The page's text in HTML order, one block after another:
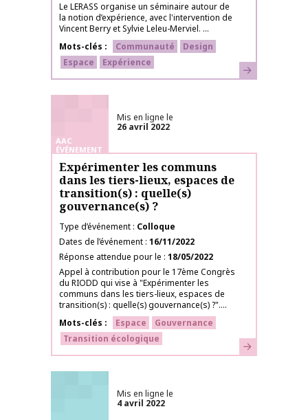
Le LERASS organise un séminaire autour de
la notion d’expérience, avec l'intervention de
Vincent Berry et Sylvie Leleu-Merviel. ...
Mots-clés
Communauté
Design
Espace
Expérience En savoir plus
AAC
ÉVÉNEMENT
Mis en ligne le
26 avril 2022
Expérimenter les communs
dans les tiers-lieux, espaces de
transition(s) : quelle(s)
gouvernance(s) ?
Type d’événement Colloque
Dates de l’événement 16/11/2022
Réponse attendue pour le 18/05/2022
Appel à contribution pour le 17ème Congrès
du RIODD qui vise à "Expérimenter les
communs dans les tiers-lieux, espaces de
transition(s) : quelle(s) gouvernance(s) ?"....
Mots-clés
Espace
Gouvernance
Transition écologique
En savoir plus
Mis en ligne le
4 avril 2022